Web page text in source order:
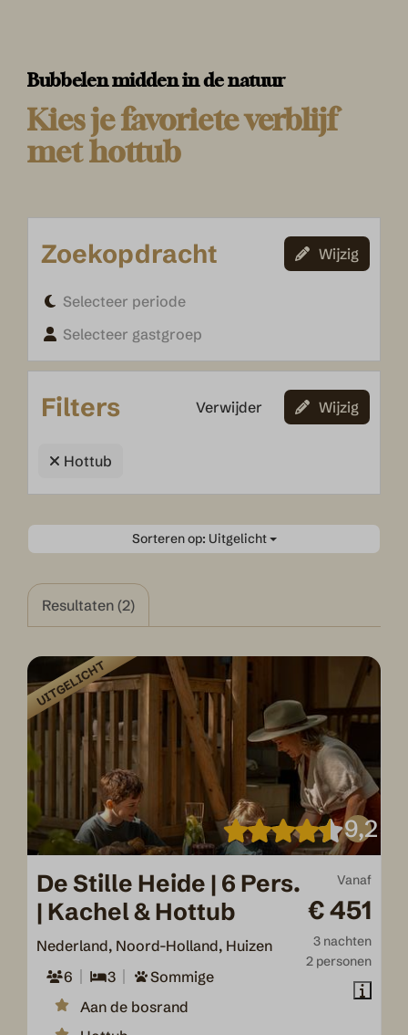
Bubbelen midden in de natuur
Kies je favoriete verblijf
met hottub
Zoekopdracht Wijzig
Selecteer periode
Selecteer gastgroep
Filters Verwijder Wijzig
Hottub
Sorteren op: Uitgelicht
Resultaten (2)
UITGELICHT
9,2
Vanaf
€ 451
3 nachten
2 personen
De Stille Heide | 6 Pers.
| Kachel & Hottub
Nederland, Noord-Holland, Huizen
6
3
Sommige
Aan de bosrand